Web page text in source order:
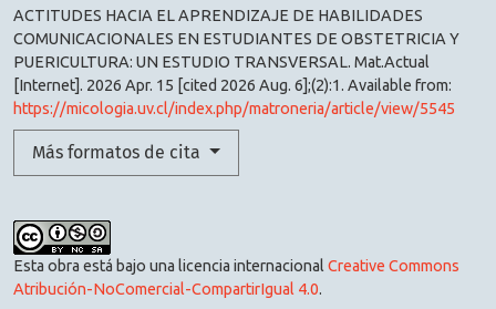
ACTITUDES HACIA EL APRENDIZAJE DE HABILIDADES
COMUNICACIONALES EN ESTUDIANTES DE OBSTETRICIA Y
PUERICULTURA: UN ESTUDIO TRANSVERSAL. Mat.Actual
[Internet]. 2026 Apr. 15 [cited 2026 Aug. 6];(2):1. Available from:
https://micologia.uv.cl/index.php/matroneria/article/view/5545
Más formatos de cita
Esta obra está bajo una licencia internacional Creative Commons
Atribución-NoComercial-CompartirIgual 4.0.